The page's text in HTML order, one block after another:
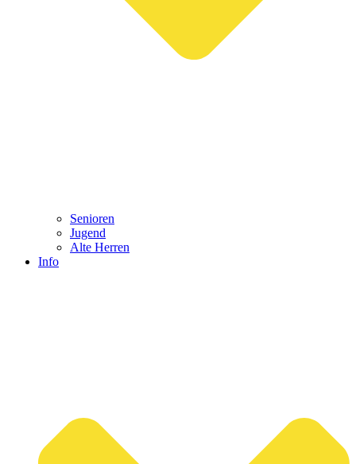
Senioren
Jugend
Alte Herren
Info